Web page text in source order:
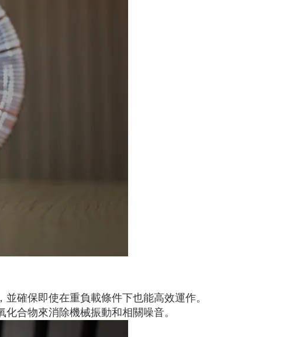
確保即使在重負載條件下也能高效運作。
合物來消除機械振動和相關噪音。